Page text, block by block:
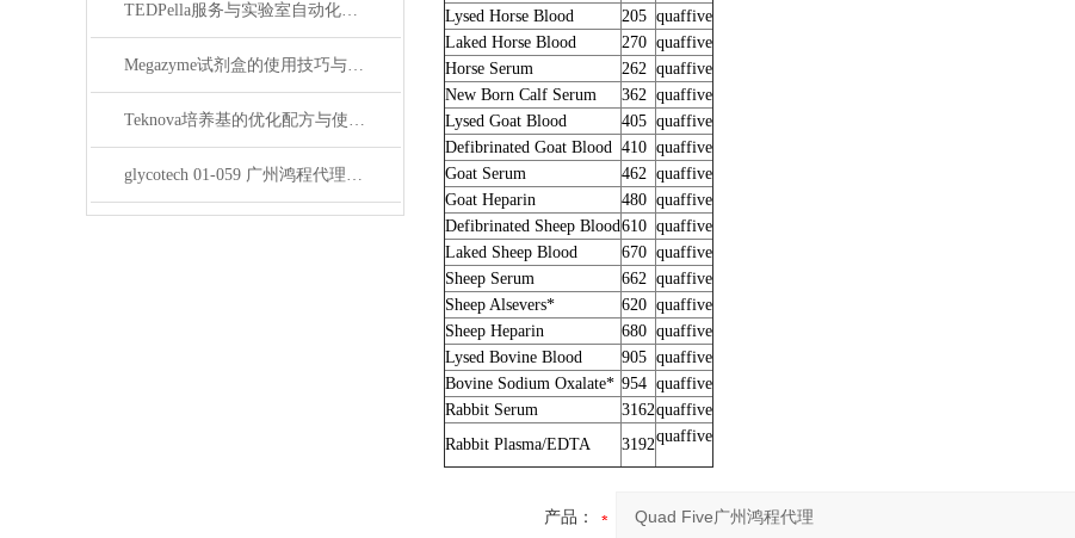
TEDPella服务与实验室自动化设备的整合
Megazyme试剂盒的使用技巧与实验优化方法
Teknova培养基的优化配方与使用技巧
glycotech 01-059 广州鸿程代理：开启糖生物学研究新征程
Lysed Horse Blood
205 quaffive
Laked Horse Blood
270 quaffive
Horse Serum
262 quaffive
New Born Calf Serum
362 quaffive
Lysed Goat Blood
405 quaffive
Defibrinated Goat Blood 410 quaffive
Goat Serum
462 quaffive
Goat Heparin
480 quaffive
Defibrinated Sheep Blood610 quaffive
Laked Sheep Blood
670 quaffive
Sheep Serum
662 quaffive
Sheep Alsevers*
620 quaffive
Sheep Heparin
680 quaffive
Lysed Bovine Blood
905 quaffive
Bovine Sodium Oxalate* 954 quaffive
Rabbit Serum
3162quaffive
Rabbit Plasma/EDTA
3192quaffive
产品：